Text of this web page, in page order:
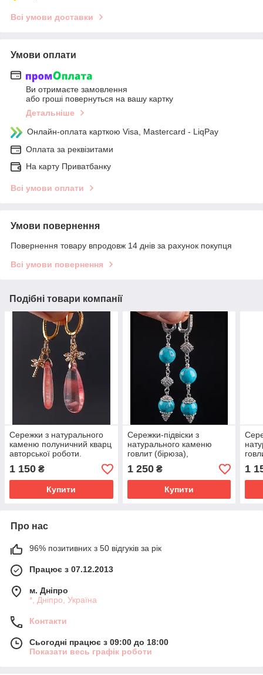
Всі умови доставки
Умови оплати
Ви отримаєте замовлення
або гроші повернуться на вашу картку
Детальніше
Онлайн-оплата карткою Visa, Mastercard - LiqPay
Оплата за реквізитами
На карту Приватбанку
Всі умови оплати
Умови повернення
Повернення товару впродовж 14 днів за рахунок покупця
Всі умови повернення
Подібні товари компанії
Сережки з натурального
каменю полуничний кварц
авторської роботи.
1 150 ₴
Купити
Сережки-підвіски з
натурального каменю
говлит (бірюза),
1 250₴
Купити
1
Про нас
96% позитивних з 50 відгуків за рік
Працює з 07.12.2013
м. Дніпро
*, Дніпро, Україна
Контакти
Сьогодні працює з 09:00 до 18:00
Показати весь графік роботи